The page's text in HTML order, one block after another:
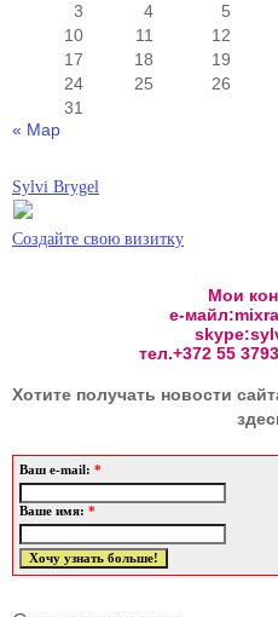
3
4 5
10
11 12
17
18 19
24
25 26
31
« Мар
Sylvi Brygel
Создайте свою визитку
Мои
е-
тел.+372 55
Хотите получать новости
Ваш e-mail: *
Ваше имя: *